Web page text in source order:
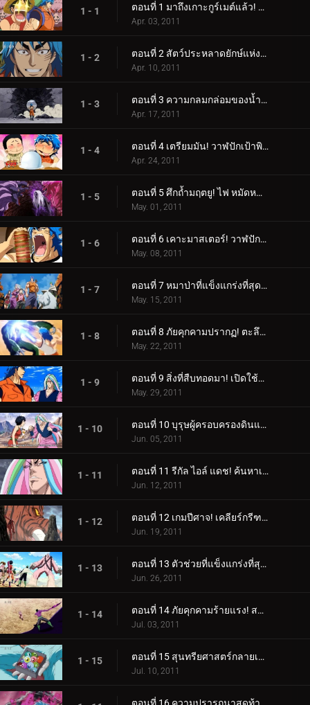
1 - 1 ตอนที่ 1 มาถึงเกาะกูร์เมต์แล้ว! นักล่าอาหาร โทริโกะ ปรากฏตัว!
Apr. 03, 2011
1 - 2 ตอนที่ 2 สัตว์ประหลาดยักษ์แห่งดินแดนที่ยังไม่มีใครสำรวจ! โทริโกะ จับตัวการาราเกเตอร์!
Apr. 10, 2011
1 - 3 ตอนที่ 3 ความกลมกล่อมของน้ำผลไม้เจ็ดสี! รับผลไม้สายรุ้ง!
Apr. 17, 2011
1 - 4 ตอนที่ 4 เตรียมมัน! วาฬปักเป้าพิษ! โคโค่ ราชาแห่งสวรรค์ปรากฏตัว!
Apr. 24, 2011
1 - 5 ตอนที่ 5 ศึกถ้ำมฤตยู! ไฟ หมัดหนามห้าเท่า!
May. 01, 2011
1 - 6 ตอนที่ 6 เคาะมาสเตอร์! วาฬปักเป้า ถึงเวลาของความอร่อยแล้ว!
May. 08, 2011
1 - 7 ตอนที่ 7 หมาป่าที่แข็งแกร่งที่สุดเท่าที่เคยมีมา! Battle Wolf ได้เกิดใหม่แล้ว!
May. 15, 2011
1 - 8 ตอนที่ 8 ภัยคุกคามปรากฏ! ตะลึงที่ Gourmet Coliseum!
May. 22, 2011
1 - 9 ตอนที่ 9 สิ่งที่สืบทอดมา! เปิดใช้งาน Gourmet Cells!
May. 29, 2011
1 - 10 ตอนที่ 10 บุรุษผู้ครอบครองดินแดนอันไร้เทียมทาน! เขาชื่อซานิ!
Jun. 05, 2011
1 - 11 ตอนที่ 11 รีกัล ไอล์ แดช! ค้นหาเนื้ออัญมณี!
Jun. 12, 2011
1 - 12 ตอนที่ 12 เกมปีศาจ! เคลียร์กรีฑาปีศาจ!
Jun. 19, 2011
1 - 13 ตอนที่ 13 ตัวช่วยที่แข็งแกร่งที่สุด! ปะทะ โคโค่ ปะทะ จีทีโรโบ!
Jun. 26, 2011
1 - 14 ตอนที่ 14 ภัยคุกคามร้ายแรง! สมการชนะของโคโค่
Jul. 03, 2011
1 - 15 ตอนที่ 15 สุนทรียศาสตร์กลายเป็นเรื่องยาก! การต่อสู้ลูกผู้ชายของซันนี่
Jul. 10, 2011